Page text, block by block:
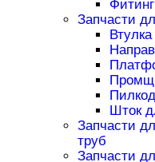
Запчасти
Шток
Запчасти
труб
Запчасти